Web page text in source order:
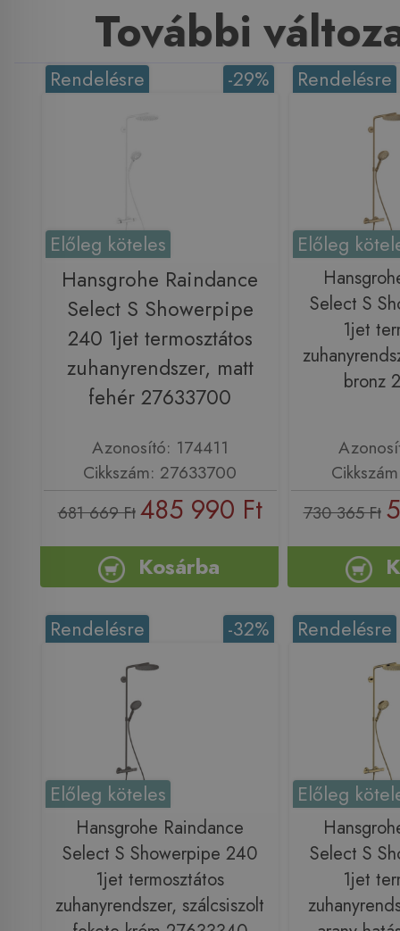
További
-29%
Rendelésre
Előleg köteles
Hansgrohe Raindance
Select S Showerpipe
240 1jet termosztátos
zuhanyrendszer, matt
fehér 27633700
Azonosító: 174411
Cikkszám: 27633700
681 669 Ft 485 990 Ft
Kosárba
Rendelésre
Előleg
Select S
1jet
bronz
730 365 Ft
-32%
Rendelésre
Előleg köteles
Hansgrohe Raindance
Select S Showerpipe 240
1jet termosztátos
zuhanyrendszer, szálcsiszolt
Rendelésre
Előleg
Select S
1jet